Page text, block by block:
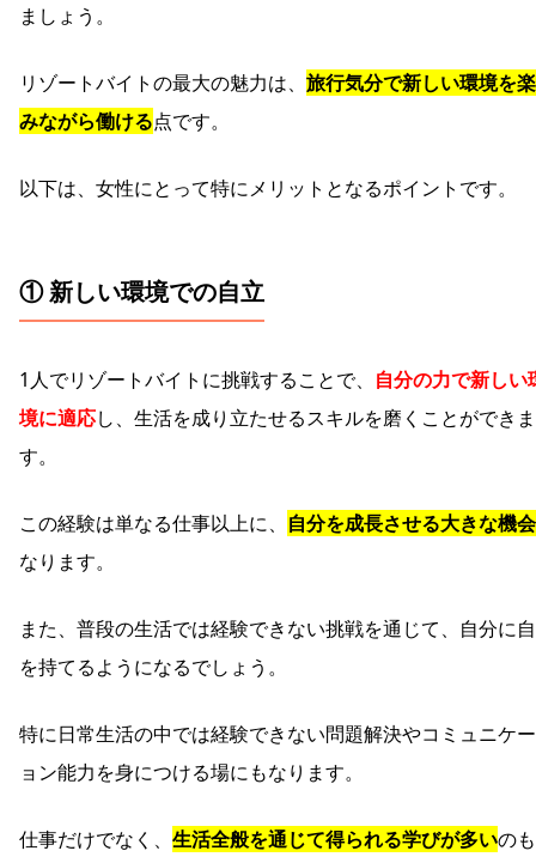
ましょう。
リゾートバイトの最大の魅力は、 旅行気分で新しい環境を
みながら働ける点です。
以下は、女性にとって特にメリットとなるポイントです。
① 新しい環境での自立
1人でリゾートバイトに挑戦することで、 自分の力で新しい
境に適応し、生活を成り立たせるスキルを磨くことができま
す。
この経験は単なる仕事以上に、 自分を成長させる大きな機会
なります。
また、普段の生活では経験できない挑戦を通じて、自分に
を持てるようになるでしょう。
特に日常生活の中では経験できない問題解決やコミュニケ
ョン能力を身につける場にもなります。
仕事だけでなく、 生活全般を通じて得られる学びが多いの